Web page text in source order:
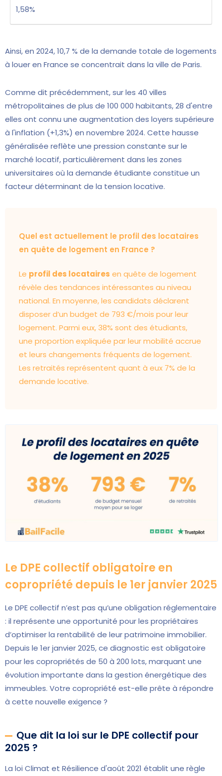
1,58%
Ainsi, en 2024, 10,7 % de la demande totale de logements
à louer en France se concentrait dans la ville de Paris.
Comme dit précédemment, sur les 40 villes
métropolitaines de plus de 100 000 habitants, 28 d'entre
elles ont connu une augmentation des loyers supérieure
à l'inflation (+1,3%) en novembre 2024. Cette hausse
généralisée reflète une pression constante sur le
marché locatif, particulièrement dans les zones
universitaires où la demande étudiante constitue un
facteur déterminant de la tension locative.
Quel est actuellement le profil des locataires
en quête de logement en France ?
Le profil des locataires en quête de logement
révèle des tendances intéressantes au niveau
national. En moyenne, les candidats déclarent
disposer d’un budget de 793 €/mois pour leur
logement. Parmi eux, 38% sont des étudiants,
une proportion expliquée par leur mobilité accrue
et leurs changements fréquents de logement.
Les retraités représentent quant à eux 7% de la
demande locative.
Le DPE collectif obligatoire en
copropriété depuis le 1er janvier 2025
Le DPE collectif n’est pas qu’une obligation réglementaire
: il représente une opportunité pour les propriétaires
d’optimiser la rentabilité de leur patrimoine immobilier.
Depuis le 1er janvier 2025, ce diagnostic est obligatoire
pour les copropriétés de 50 à 200 lots, marquant une
évolution importante dans la gestion énergétique des
immeubles. Votre copropriété est-elle prête à répondre
à cette nouvelle exigence ?
Que dit la loi sur le DPE collectif pour
2025 ?
La loi Climat et Résilience d'août 2021 établit une règle